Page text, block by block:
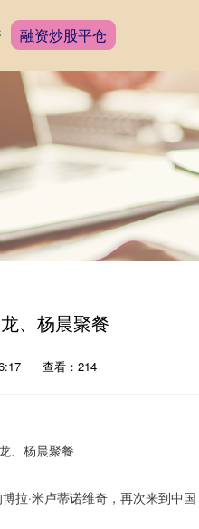
融资炒股平仓
、杨晨聚餐
查看：214
拉·米卢蒂诺维奇，再次来到中国